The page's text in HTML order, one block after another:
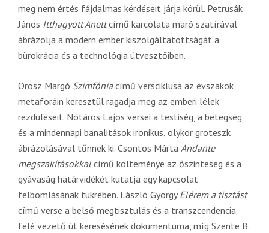
meg nem értés fájdalmas kérdéseit járja körül. Petrusák
János Itthagyott Anettcímű karcolata maró szatírával
ábrázolja a modern ember kiszolgáltatottságát a
bürokrácia és a technológia útvesztőiben.
Orosz Margó Szimfóniacímű versciklusa az évszakok
metaforáin keresztül ragadja meg az emberi lélek
rezdüléseit. Nótáros Lajos versei a testiség, a betegség
és a mindennapi banalitások ironikus, olykor groteszk
ábrázolásával tűnnek ki. Csontos Márta Andante
megszakításokkalcímű költeménye az őszinteség és a
gyávaság határvidékét kutatja egy kapcsolat
felbomlásának tükrében. László GyörgyElérem a tisztást
című verse a belső megtisztulás és a transzcendencia
felé vezető út keresésének dokumentuma, míg Szente B.